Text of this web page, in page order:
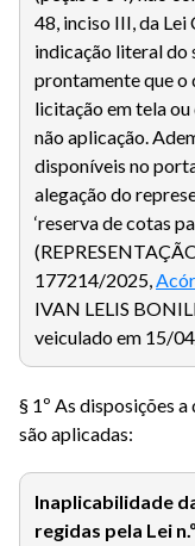
48, inciso III, da
indicação literal do
prontamente que o
licitação em tela
não aplicação.
disponíveis no
alegação do
‘reserva de cotas
177214/2025,
IVAN LELIS
veiculado em 15/
§ 1º As disposições
são aplicadas:
Inaplicabilidade
regidas pela Lei